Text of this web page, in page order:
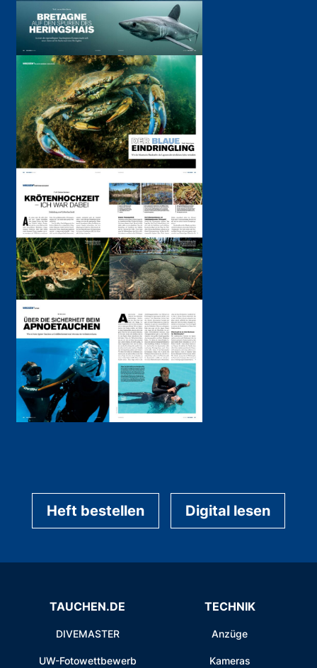
Heft bestellen Digital lesen
TAUCHEN.DE
DIVEMASTER
UW-Fotowettbewerb
TECHNIK
Anzüge
Kameras